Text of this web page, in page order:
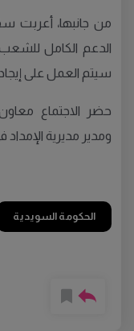
من جانبها، أعربت
الدعم الكامل
سيتم العمل على إيجاد
حضر الاجتماع
ومدير مديرية
الحكومة السويدية